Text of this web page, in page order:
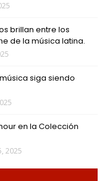
brillan entre los
de la música latina.
siga siendo
en la Colección
2025